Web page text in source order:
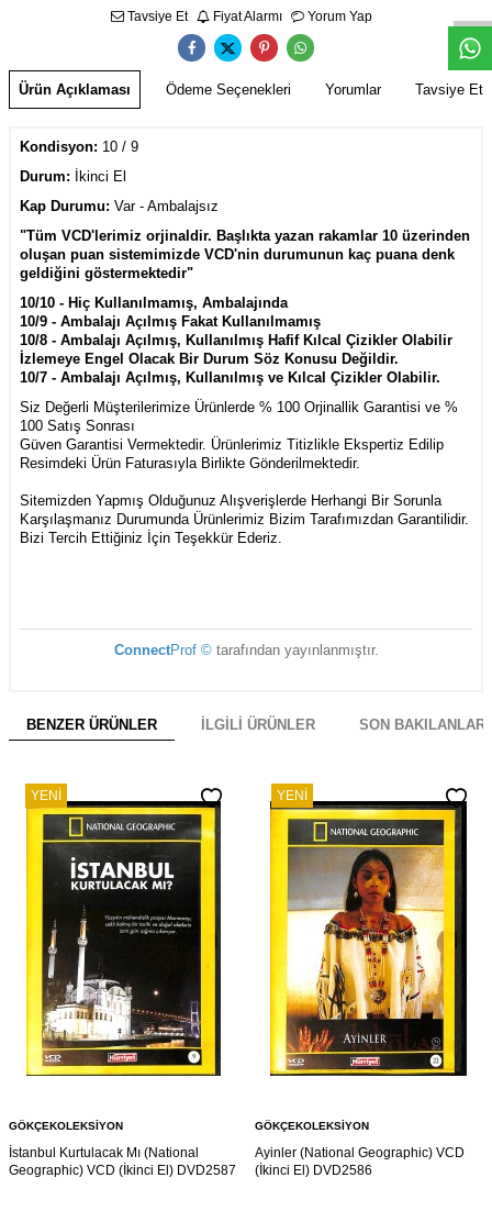
Tavsiye Et Fiyat Alarmı Yorum Yap
Ürün Açıklaması Ödeme Seçenekleri Yorumlar Tavsiye Et
Kondisyon: 10 / 9
Durum: İkinci El
Kap Durumu: Var - Ambalajsız
"Tüm VCD'lerimiz orjinaldir. Başlıkta yazan rakamlar 10 üzerinden
oluşan puan sistemimizde VCD'nin durumunun kaç puana denk
geldiğini göstermektedir"
10/10 - Hiç Kullanılmamış, Ambalajında
10/9 - Ambalajı Açılmış Fakat Kullanılmamış
10/8 - Ambalajı Açılmış, Kullanılmış Hafif Kılcal Çizikler Olabilir
İzlemeye Engel Olacak Bir Durum Söz Konusu Değildir.
10/7 - Ambalajı Açılmış, Kullanılmış ve Kılcal Çizikler Olabilir.
Siz Değerli Müşterilerimize Ürünlerde % 100 Orjinallik Garantisi ve %
100 Satış Sonrası
Güven Garantisi Vermektedir. Ürünlerimiz Titizlikle Ekspertiz Edilip
Resimdeki Ürün Faturasıyla Birlikte Gönderilmektedir.
Sitemizden Yapmış Olduğunuz Alışverişlerde Herhangi Bir Sorunla
Karşılaşmanız Durumunda Ürünlerimiz Bizim Tarafımızdan Garantilidir.
Bizi Tercih Ettiğiniz İçin Teşekkür Ederiz.
ConnectProf ©tarafından yayınlanmıştır.
BENZER ÜRÜNLER İLGILI ÜRÜNLER SON BAKILANLAR
YENI
GÖKÇEKOLEKSIYON
İstanbul Kurtulacak Mı (National
Geographic) VCD (İkinci El) DVD2587
YENI
GÖKÇEKOLEKSIYON
Ayinler (National Geographic) VCD
(İkinci El) DVD2586